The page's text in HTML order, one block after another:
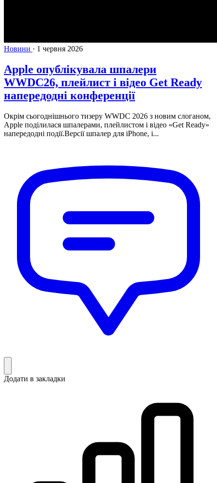
Новини · 1 червня 2026
Apple опублікувала шпалери
WWDC26, плейлист і відео Get Ready
напередодні конференції
Окрім сьогоднішнього тизеру WWDC 2026 з новим слоганом,
Apple поділилася шпалерами, плейлистом і відео «Get Ready»
напередодні події.Версії шпалер для iPhone, i...
Додати в закладки